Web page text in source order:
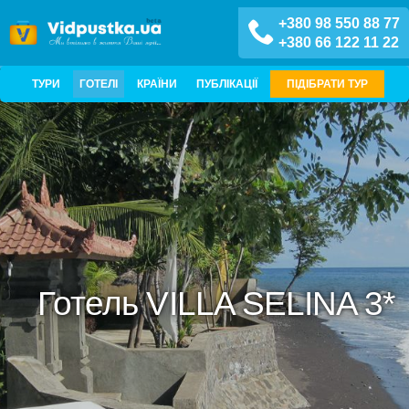
+380 98 550 88 77
+380 66 122 11 22
ТУРИ ГОТЕЛІ КРАЇНИ ПУБЛІКАЦІЇ ПІДІБРАТИ ТУР
Готель VILLA SELINA 3*